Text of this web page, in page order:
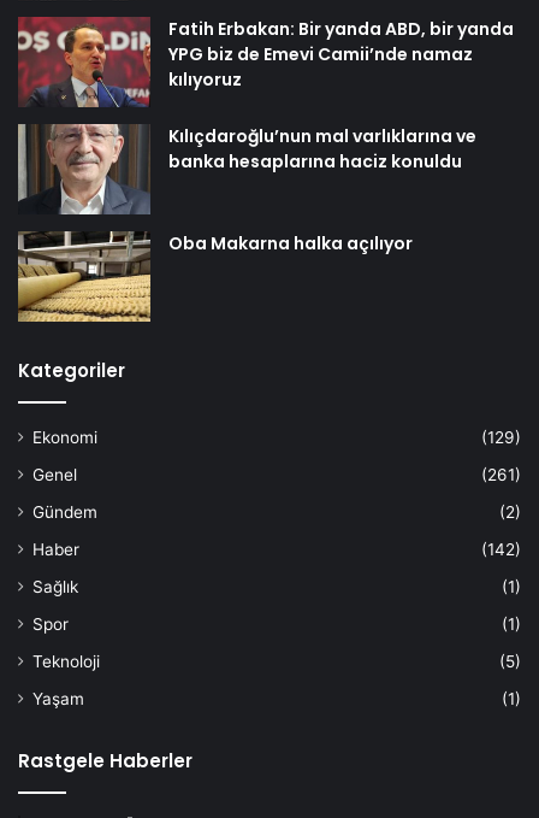
Fatih Erbakan: Bir yanda ABD, bir yanda
YPG biz de Emevi Camii’nde namaz
kılıyoruz
Kılıçdaroğlu’nun mal varlıklarına ve
banka hesaplarına haciz konuldu
Oba Makarna halka açılıyor
Kategoriler
Ekonomi
(129)
Genel
(261)
Gündem
(2)
Haber
(142)
Sağlık
(1)
Spor
(1)
Teknoloji
(5)
Yaşam
(1)
Rastgele Haberler